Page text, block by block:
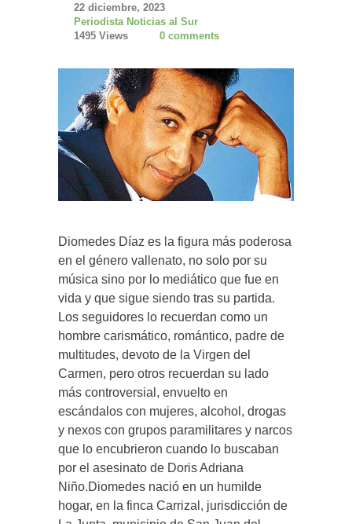
22 diciembre, 2023
Periodista Noticias al Sur
1495 Views
0 comments
Diomedes Díaz es la figura más poderosa
en el género vallenato, no solo por su
música sino por lo mediático que fue en
vida y que sigue siendo tras su partida.
Los seguidores lo recuerdan como un
hombre carismático, romántico, padre de
multitudes, devoto de la Virgen del
Carmen, pero otros recuerdan su lado
más controversial, envuelto en
escándalos con mujeres, alcohol, drogas
y nexos con grupos paramilitares y narcos
que lo encubrieron cuando lo buscaban
por el asesinato de Doris Adriana
Niño.Diomedes nació en un humilde
hogar, en la finca Carrizal, jurisdicción de